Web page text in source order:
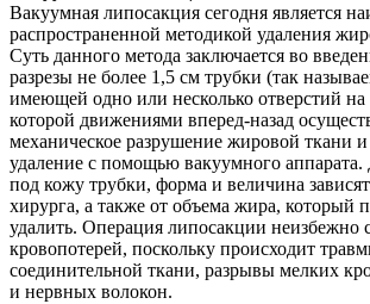
Вакуумная липосакция сегодня является
распространенной методикой удаления
Суть данного метода заключается во
разрезы не более 1,5 см трубки (так
имеющей одно или несколько отверстий
которой движениями вперед-назад
механическое разрушение жировой ткани
удаление с помощью вакуумного
под кожу трубки, форма и величина
хирурга, а также от объема жира, который
удалить. Операция липосакции неизбежно
кровопотерей, поскольку происходит
соединительной ткани, разрывы мелких
и нервных волокон.